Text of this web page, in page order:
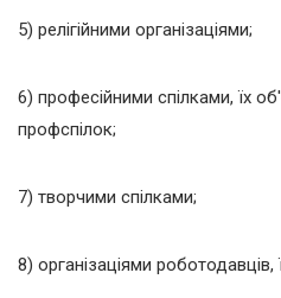
5) релігійними організаціями;
6) професійними спілками, їх
профспілок;
7) творчими спілками;
8) організаціями